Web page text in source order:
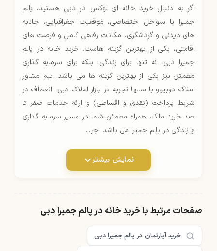
اگر به دنبال خرید خانه ای لوکس در دبی هستید، پالم
جمیرا با سواحل اختصاصی، موقعیت جغرافیایی، جاذبه
های دیدنی و گردشگری، امکانات رفاهی کامل و فرصت های
اقامتی، یکی از بهترین گزینه هاست. خرید خانه در پالم
جمیرا دبی، نه تنها برای زندگی، بلکه برای سرمایه گذاری
مطمئن نیز یکی از بهترین گزینه ها می باشد. تیم مشاور
املاک دوبیوو با سالها تجربه در بازار املاک دبی، انعطاف در
شرایط پرداخت (نقدی و اقساطی) و ارائه خدمات صفر تا
صد خرید ملک، همراه مطمئن شما در مسیر سرمایه گذاری
و زندگی در پالم جمیرا می باشد. چرا...
نمایش بیشتر
صفحات مرتبط با خرید خانه در پالم جمیرا دبی
خرید آپارتمان در پالم جمیرا دبی